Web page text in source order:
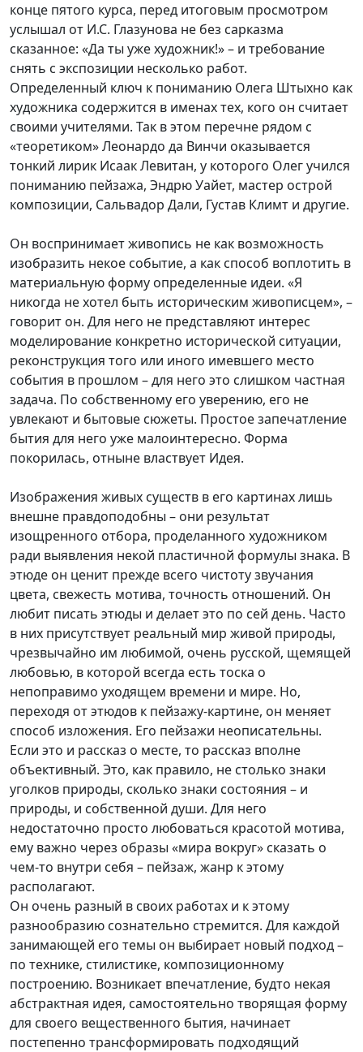
конце пятого курса, перед итоговым просмотром
услышал от И.С. Глазунова не без сарказма
сказанное: «Да ты уже художник!» – и требование
снять с экспозиции несколько работ.
Определенный ключ к пониманию Олега Штыхно как
художника содержится в именах тех, кого он считает
своими учителями. Так в этом перечне рядом с
«теоретиком» Леонардо да Винчи оказывается
тонкий лирик Исаак Левитан, у которого Олег учился
пониманию пейзажа, Эндрю Уайет, мастер острой
композиции, Сальвадор Дали, Густав Климт и другие.
Он воспринимает живопись не как возможность
изобразить некое событие, а как способ воплотить в
материальную форму определенные идеи. «Я
никогда не хотел быть историческим живописцем», –
говорит он. Для него не представляют интерес
моделирование конкретно исторической ситуации,
реконструкция того или иного имевшего место
события в прошлом – для него это слишком частная
задача. По собственному его уверению, его не
увлекают и бытовые сюжеты. Простое запечатление
бытия для него уже малоинтересно. Форма
покорилась, отныне властвует Идея.
Изображения живых существ в его картинах лишь
внешне правдоподобны – они результат
изощренного отбора, проделанного художником
ради выявления некой пластичной формулы знака. В
этюде он ценит прежде всего чистоту звучания
цвета, свежесть мотива, точность отношений. Он
любит писать этюды и делает это по сей день. Часто
в них присутствует реальный мир живой природы,
чрезвычайно им любимой, очень русской, щемящей
любовью, в которой всегда есть тоска о
непоправимо уходящем времени и мире. Но,
переходя от этюдов к пейзажу-картине, он меняет
способ изложения. Его пейзажи неописательны.
Если это и рассказ о месте, то рассказ вполне
объективный. Это, как правило, не столько знаки
уголков природы, сколько знаки состояния – и
природы, и собственной души. Для него
недостаточно просто любоваться красотой мотива,
ему важно через образы «мира вокруг» сказать о
чем-то внутри себя – пейзаж, жанр к этому
располагают.
Он очень разный в своих работах и к этому
разнообразию сознательно стремится. Для каждой
занимающей его темы он выбирает новый подход –
по технике, стилистике, композиционному
построению. Возникает впечатление, будто некая
абстрактная идея, самостоятельно творящая форму
для своего вещественного бытия, начинает
постепенно трансформировать подходящий